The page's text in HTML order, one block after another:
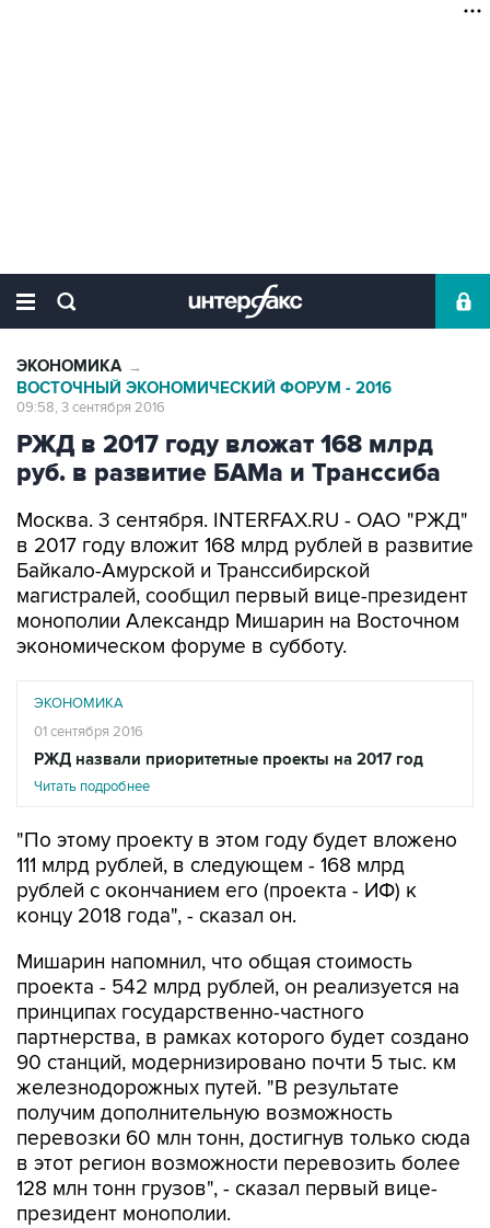
ЭКОНОМИКА →
ВОСТОЧНЫЙ ЭКОНОМИЧЕСКИЙ ФОРУМ - 2016
09:58, 3 сентября 2016
РЖД в 2017 году вложат 168 млрд
руб. в развитие БАМа и Транссиба
Москва. 3 сентября. INTERFAX.RU - ОАО "РЖД"
в 2017 году вложит 168 млрд рублей в развитие
Байкало-Амурской и Транссибирской
магистралей, сообщил первый вице-президент
монополии Александр Мишарин на Восточном
экономическом форуме в субботу.
ЭКОНОМИКА
01 сентября 2016
РЖД назвали приоритетные проекты на 2017 год
Читать подробнее
"По этому проекту в этом году будет вложено
111 млрд рублей, в следующем - 168 млрд
рублей с окончанием его (проекта - ИФ) к
концу 2018 года", - сказал он.
Мишарин напомнил, что общая стоимость
проекта - 542 млрд рублей, он реализуется на
принципах государственно-частного
партнерства, в рамках которого будет создано
90 станций, модернизировано почти 5 тыс. км
железнодорожных путей. "В результате
получим дополнительную возможность
перевозки 60 млн тонн, достигнув только сюда
в этот регион возможности перевозить более
128 млн тонн грузов", - сказал первый вице-
президент монополии.